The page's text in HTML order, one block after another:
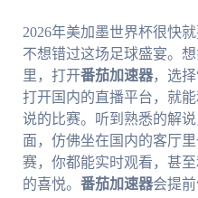
2026年美加墨世界杯很快
不想错过这场足球盛宴。
里，打开番茄加速器，选
打开国内的直播平台，就
说的比赛。听到熟悉的解
面，仿佛坐在国内的客厅
赛，你都能实时观看，甚
的喜悦。 番茄加速器会提